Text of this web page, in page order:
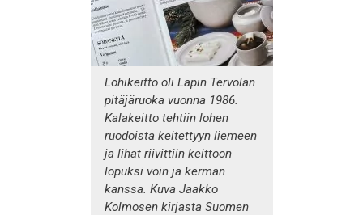
Lohikeitto oli Lapin Tervolan
pitäjäruoka vuonna 1986.
Kalakeitto tehtiin lohen
ruodoista keitettyyn liemeen
ja lihat riivittiin keittoon
lopuksi voin ja kerman
kanssa. Kuva Jaakko
Kolmosen kirjasta Suomen